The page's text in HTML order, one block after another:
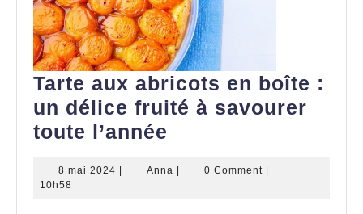
Tarte aux abricots en boîte :
un délice fruité à savourer
toute l’année
abricots
8 mai 2024 8
Anna Anna 0 Comment
10h58